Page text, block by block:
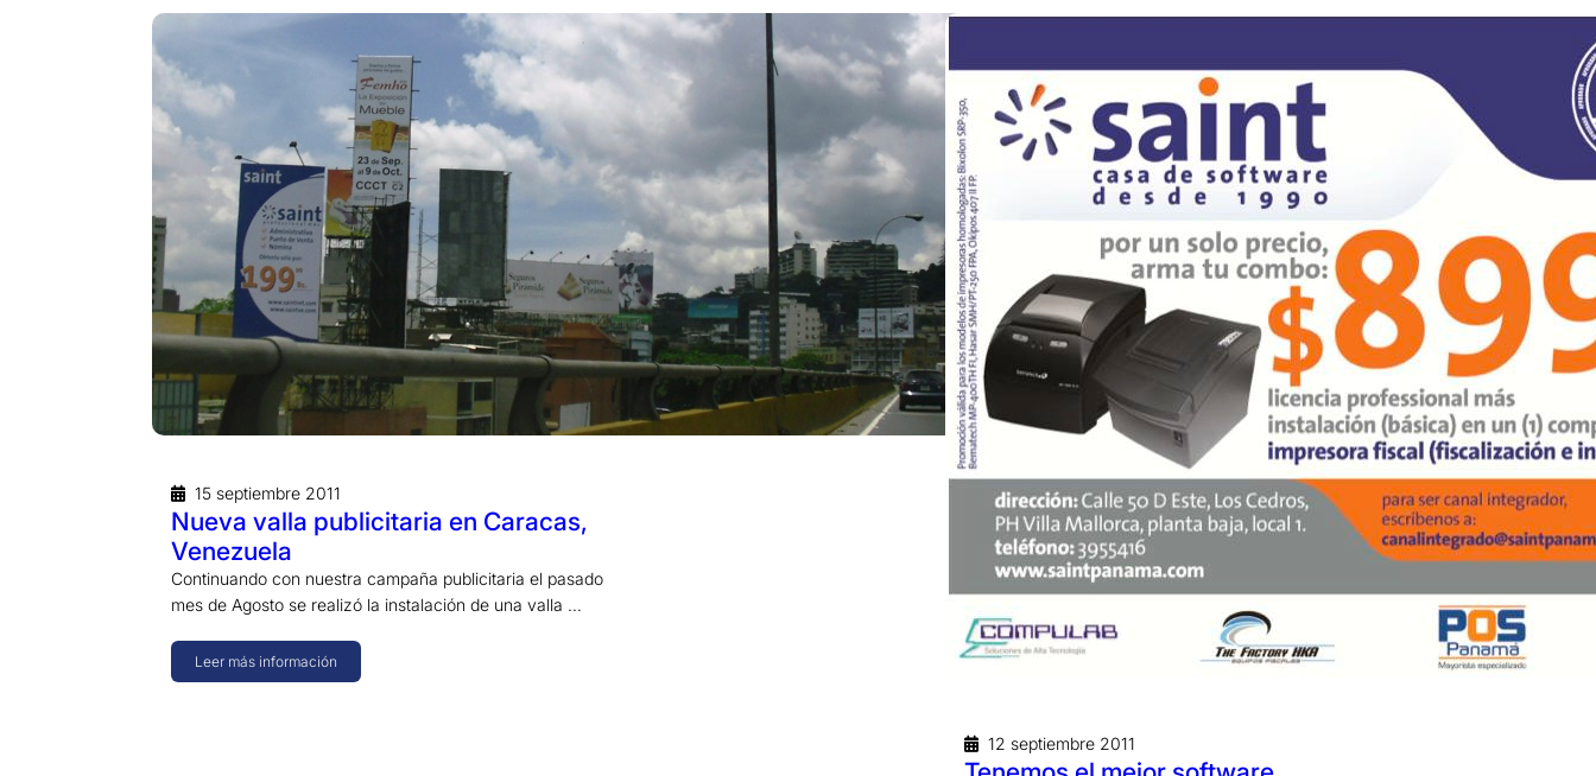
15 septiembre 2011
Nueva valla publicitaria en Caracas,
Venezuela
Continuando con nuestra campaña publicitaria el pasado
mes de Agosto se realizó la instalación de una valla …
Leer más información
12 septiembre 2011